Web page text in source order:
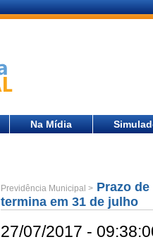
Na Mídia
Previdência Municipal > Prazo
termina em 31 de julho
27/07/2017 -